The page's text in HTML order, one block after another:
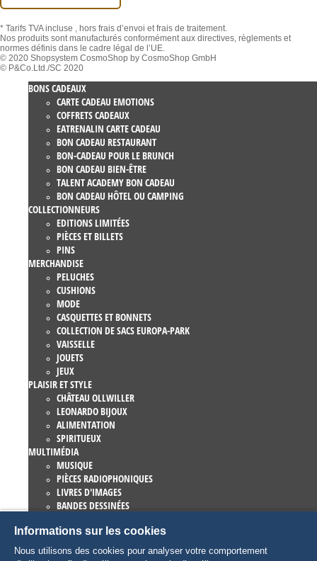
* Tarifs TVA incluse , hors frais d’envoi et frais de traitement.
Nos produits sont manufacturés conformément aux directives, règlements et
normes définis dans le cadre légal de l’UE.
© 2020 Shopsystem CosmoShop by CosmoShop GmbH
© P&Co.Ltd./SC 2020
BONS CADEAUX
CARTE CADEAU EMOTIONS
COFFRETS CADEAUX
EATRENALIN CARTE CADEAU
BON CADEAU RESTAURANT
BON-CADEAU POUR LE BRUNCH
BON CADEAU BIEN-ÊTRE
TALENT ACADEMY BON CADEAU
BON CADEAU HÔTEL OU CAMPING
COLLECTIONNEURS
EDITIONS LIMITÉES
PIÈCES ET BILLETS
PINS
MERCHANDISE
PELUCHES
CUSHIONS
MODE
CASQUETTES ET BONNETS
COLLECTION DE SACS EUROPA-PARK
VAISSELLE
JOUETS
JEUX
PLAISIR ET STYLE
CHÂTEAU OLLWILLER
LEONARDO BIJOUX
ALIMENTATION
SPIRITUEUX
MULTIMÉDIA
MUSIQUE
PIÈCES RADIOPHONIQUES
LIVRES D'IMAGES
BANDES DESSINÉES
EUROPA-PARK LIVRES
JEUX ET FILMS
Informations sur les cookies
Nous utilisons des cookies pour analyser votre comportement